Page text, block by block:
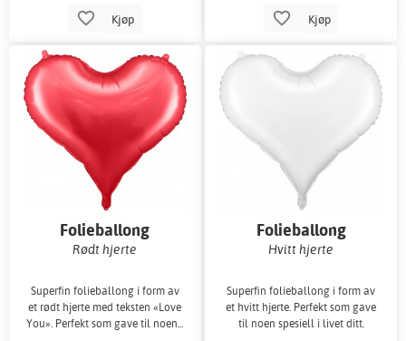
Kjøp Kjøp
Folieballong
Rødt hjerte
Superfin folieballong i form av
et rødt hjerte med teksten «Love
You». Perfekt som gave til noen...
Folieballong
Hvitt hjerte
Superfin folieballong i form av
et hvitt hjerte. Perfekt som gave
til noen spesiell i livet ditt.